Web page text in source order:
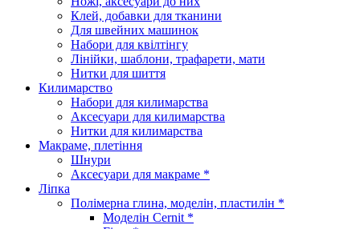
Клей, добавки для тканини
Для швейних машинок
Набори для квілтінгу
Лінійки, шаблони, трафарети, мати
Нитки для шиття
Килимарство
Набори для килимарства
Аксесуари для килимарства
Нитки для килимарства
Макраме, плетіння
Шнури
Аксесуари для макраме *
Ліпка
Полімерна глина, моделін, пластилін *
Моделін Cernit *